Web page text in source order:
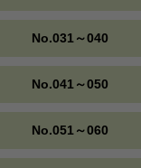
No.031～040
No.041～050
No.051～060